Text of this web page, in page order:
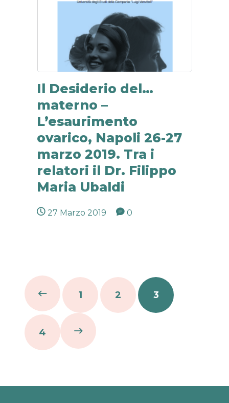
Il Desiderio del…
materno –
L’esaurimento
ovarico, Napoli 26-27
marzo 2019. Tra i
relatori il Dr. Filippo
Maria Ubaldi
27 Marzo 2019 0
1 2 3
4